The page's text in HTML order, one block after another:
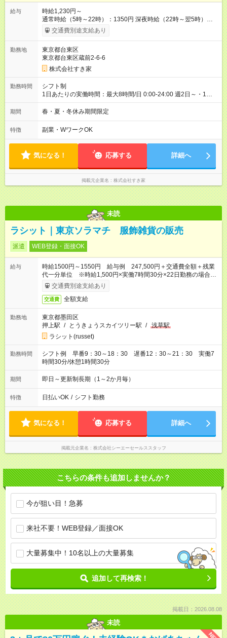
給与
時給1,230円～
通常時給（5時～22時）：1350円 深夜時給（22時～翌5時）：
1688円 高校生時給：1230円 【特別手当】早朝手当（5：00-9：
00）時給+150円 【試用期間】試用期間あり 試用期間の長さ：1
30日（※条件変更なし）ですが、切り上げで一ヶ月とさせてい
ただきます。 研修制度あり：15時間(研修中も同時給）
交通費別途支給あり
勤務地
東京都台東区
東京都台東区蔵前2-6-6
株式会社すき家
勤務時間
シフト制
1日あたりの実働時間：最大8時間/日 0:00-24:00 週2日～・1日
2h～OK ＜シフト例＞ 〇朝帯 5:00-9:00 〇昼帯 9:00-14:00 〇午
後帯 14:00-18:00 〇夜帯 18:00-22:00 〇深夜帯 22:00-翌5:00 基
ます♪
期間 春・夏・冬休み期間限定
特徴 副業・WワークOK
気になる！ 応募する 詳細へ
掲載元企業名 株式会社すき家
未読
ラシット｜東京ソラマチ 服飾雑貨の販売
派遣 WEB登録・面接OK
給与
時給1500円～1550円 給与例 247,500円＋交通費全額＋残業
代一分単位 ※時給1,500円×実働7時間30分×22日勤務の場合。
お時給は一例です。ご経験により異なります。
交通費別途支給あり
交通費 全額支給
勤務地
東京都墨田区
押上駅 / とうきょうスカイツリー駅 / 浅草駅
ラシット(russet)
勤務時間
シフト例 早番9：30～18：30 遅番12：30～21：30 実働7
時間30分/休憩1時間30分
期間 即日～更新制長期（1～2か月毎）
特徴 日払いOK / シフト勤務
気になる！ 応募する 詳細へ
掲載元企業名 株式会社シーエーセールススタッフ
こちらの条件も追加しませんか？
今が狙い目！急募
来社不要！WEB登録／面接OK
大量募集中！10名以上の大量募集
追加して再検索！
掲載日：2026.08.08
未読